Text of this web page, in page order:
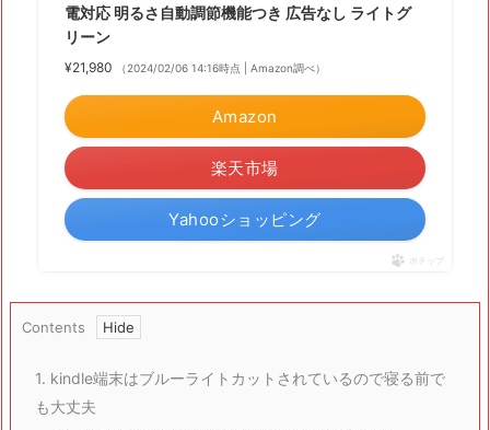
電対応 明るさ自動調節機能つき 広告なし ライトグ
リーン
¥21,980 （2024/02/06 14:16時点 | Amazon調べ）
Amazon
楽天市場
Yahooショッピング
ポチップ
Contents
1. kindle端末はブルーライトカットされているので寝る前で
も大丈夫